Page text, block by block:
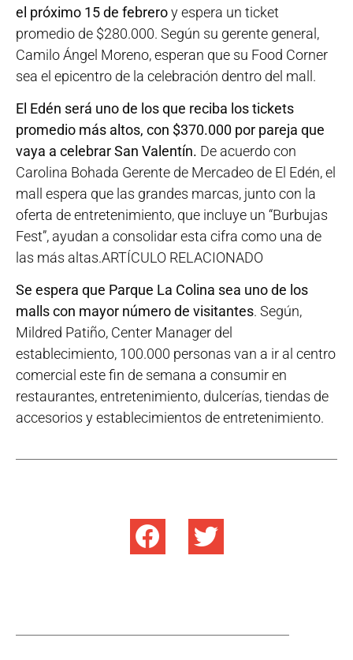
el próximo 15 de febreroy espera un ticket
promedio de $280.000. Según su gerente general,
Camilo Ángel Moreno, esperan que su Food Corner
sea el epicentro de la celebración dentro del mall.
El Edén será uno de los que reciba los tickets
promedio más altos, con $370.000 por pareja que
vaya a celebrar San Valentín. De acuerdo con
Carolina Bohada Gerente de Mercadeo de El Edén, el
mall espera que las grandes marcas, junto con la
oferta de entretenimiento, que incluye un “Burbujas
Fest”, ayudan a consolidar esta cifra como una de
las más altas.ARTÍCULO RELACIONADO
Se espera que Parque La Colina sea uno de los
malls con mayor número de visitantes. Según,
Mildred Patiño, Center Manager del
establecimiento, 100.000 personas van a ir al centro
comercial este fin de semana a consumir en
restaurantes, entretenimiento, dulcerías, tiendas de
accesorios y establecimientos de entretenimiento.